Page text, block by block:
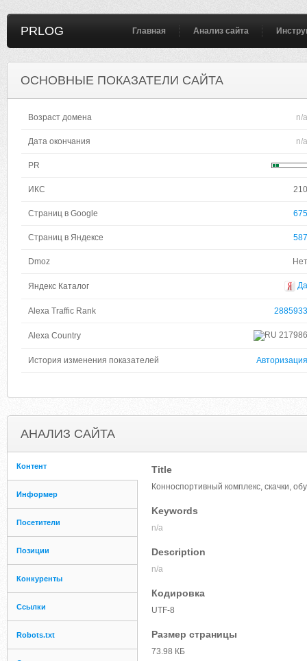
PRLOG Главная Анализ сайта
ОСНОВНЫЕ ПОКАЗАТЕЛИ САЙТА
Возраст домена n/a
Дата окончания n/a
PR
ИКС 210
Страниц в Google 675
Страниц в Яндексе 587
Dmoz Нет
Яндекс Каталог Да
Alexa Traffic Rank 2885933
Alexa Country 217986
История изменения показателей Авторизация
АНАЛИЗ САЙТА
Контент
Информер
Посетители
Позиции
Конкуренты
Ссылки
Robots.txt
Title
Конноспортивный комплекс, скачки,
Keywords
n/a
Description
n/a
Кодировка
UTF-8
Размер страницы
73.98 КБ